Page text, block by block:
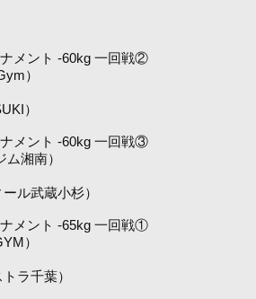
メント -60kg 一回戦②
）
）
メント -60kg 一回戦③
湘南）
ル武蔵小杉）
メント -65kg 一回戦①
）
ラ千葉）